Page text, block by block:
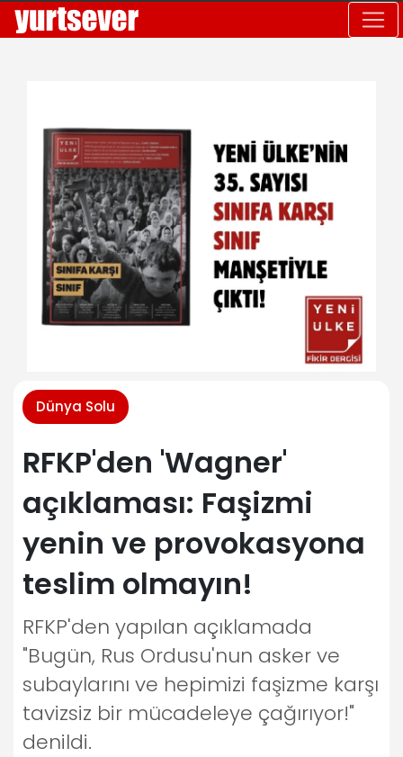
Dünya Solu
RFKP'den 'Wagner'
açıklaması: Faşizmi
yenin ve provokasyona
teslim olmayın!
RFKP'den yapılan açıklamada
"Bugün, Rus Ordusu'nun asker ve
subaylarını ve hepimizi faşizme karşı
tavizsiz bir mücadeleye çağırıyor!"
denildi.